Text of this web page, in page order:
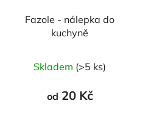
Fazole - nálepka do
kuchyně
hodnocení
produktu
Skladem (>5 ks)
od 20 Kč